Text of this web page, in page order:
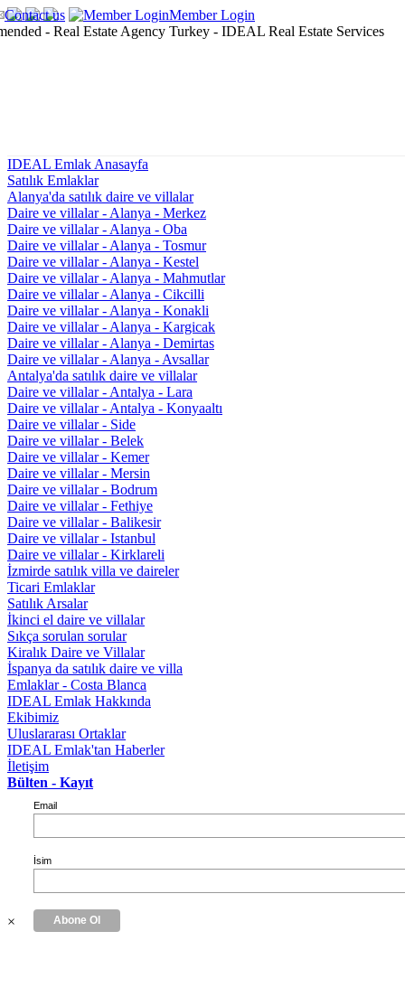
Contact us Member Login
×
IDEAL Emlak Anasayfa
Satılık Emlaklar
Alanya'da satılık daire ve villalar
Daire ve villalar - Alanya - Merkez
Daire ve villalar - Alanya - Oba
Daire ve villalar - Alanya - Tosmur
Daire ve villalar - Alanya - Kestel
Daire ve villalar - Alanya - Mahmutlar
Daire ve villalar - Alanya - Cikcilli
Daire ve villalar - Alanya - Konakli
Daire ve villalar - Alanya - Kargicak
Daire ve villalar - Alanya - Demirtas
Daire ve villalar - Alanya - Avsallar
Antalya'da satılık daire ve villalar
Daire ve villalar - Antalya - Lara
Daire ve villalar - Antalya - Konyaaltı
Daire ve villalar - Side
Daire ve villalar - Belek
Daire ve villalar - Kemer
Daire ve villalar - Mersin
Daire ve villalar - Bodrum
Daire ve villalar - Fethiye
Daire ve villalar - Balikesir
Daire ve villalar - Istanbul
Daire ve villalar - Kirklareli
İzmirde satılık villa ve daireler
Ticari Emlaklar
Satılık Arsalar
İkinci el daire ve villalar
Sıkça sorulan sorular
Kiralık Daire ve Villalar
İspanya da satılık daire ve villa
Emlaklar - Costa Blanca
IDEAL Emlak Hakkında
Ekibimiz
Uluslararası Ortaklar
IDEAL Emlak'tan Haberler
İletişim
Bülten - Kayıt
Email
İsim